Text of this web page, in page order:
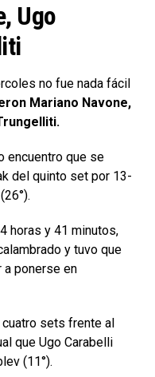
Ugo
no fue nada fácil
Mariano Navone,
encuentro que se
del quinto set por 13-
horas y 41 minutos,
y tuvo que
a ponerse en
sets frente al
que Ugo Carabelli
(11°).